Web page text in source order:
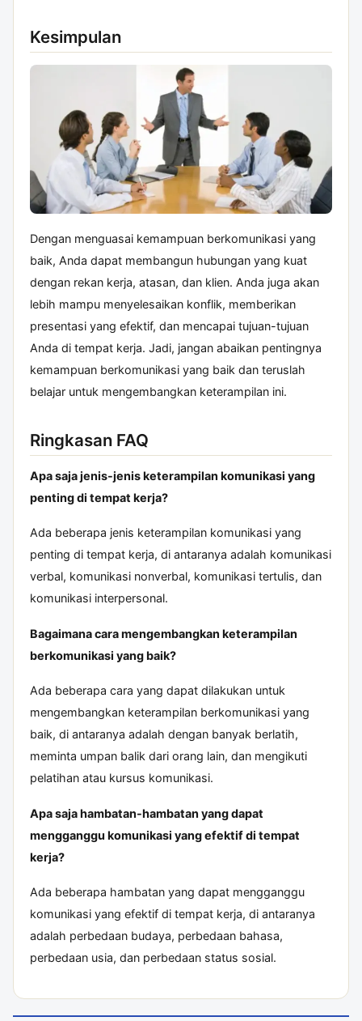
Kesimpulan
Dengan menguasai kemampuan berkomunikasi yang
baik, Anda dapat membangun hubungan yang kuat
dengan rekan kerja, atasan, dan klien. Anda juga akan
lebih mampu menyelesaikan konflik, memberikan
presentasi yang efektif, dan mencapai tujuan-tujuan
Anda di tempat kerja. Jadi, jangan abaikan pentingnya
kemampuan berkomunikasi yang baik dan teruslah
belajar untuk mengembangkan keterampilan ini.
Ringkasan FAQ
Apa saja jenis-jenis keterampilan komunikasi yang
penting di tempat kerja?
Ada beberapa jenis keterampilan komunikasi yang
penting di tempat kerja, di antaranya adalah komunikasi
verbal, komunikasi nonverbal, komunikasi tertulis, dan
komunikasi interpersonal.
Bagaimana cara mengembangkan keterampilan
berkomunikasi yang baik?
Ada beberapa cara yang dapat dilakukan untuk
mengembangkan keterampilan berkomunikasi yang
baik, di antaranya adalah dengan banyak berlatih,
meminta umpan balik dari orang lain, dan mengikuti
pelatihan atau kursus komunikasi.
Apa saja hambatan-hambatan yang dapat
mengganggu komunikasi yang efektif di tempat
kerja?
Ada beberapa hambatan yang dapat mengganggu
komunikasi yang efektif di tempat kerja, di antaranya
adalah perbedaan budaya, perbedaan bahasa,
perbedaan usia, dan perbedaan status sosial.